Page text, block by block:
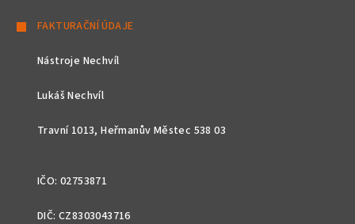
FAKTURAČNÍ ÚDAJE
Nástroje Nechvíl
Lukáš Nechvíl
Travní 1013, Heřmanův Městec 538 03
IČO: 02753871
DIČ: CZ8303043716